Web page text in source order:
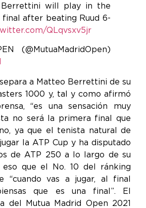
Berrettini will play in the
final after beating Ruud 6-
QLqvsxv5jr
(@MutuaMadridOpen)
a Matteo Berrettini de su
1000 y, tal y como afirmó
“es una sensación muy
no será la primera final que
ya que el tenista natural de
la ATP Cup y ha disputado
de ATP 250 a lo largo de su
que el No. 10 del ránking
“cuando vas a jugar, al final
que es una final”. El
del Mutua Madrid Open 2021